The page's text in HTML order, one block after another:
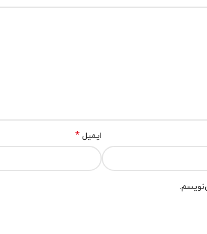
ایمیل *